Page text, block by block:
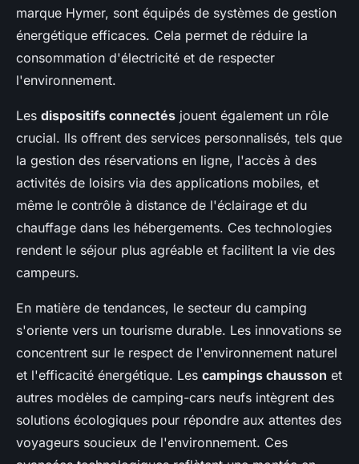
marque Hymer, sont équipés de systèmes de gestion
énergétique efficaces. Cela permet de réduire la
consommation d'électricité et de respecter
l'environnement.
Les dispositifs connectés jouent également un rôle
crucial. Ils offrent des services personnalisés, tels que
la gestion des réservations en ligne, l'accès à des
activités de loisirs via des applications mobiles, et
même le contrôle à distance de l'éclairage et du
chauffage dans les hébergements. Ces technologies
rendent le séjour plus agréable et facilitent la vie des
campeurs.
En matière de tendances, le secteur du camping
s'oriente vers un tourisme durable. Les innovations se
concentrent sur le respect de l'environnement naturel
et l'efficacité énergétique. Les campings chausson et
autres modèles de camping-cars neufs intègrent des
solutions écologiques pour répondre aux attentes des
voyageurs soucieux de l'environnement. Ces